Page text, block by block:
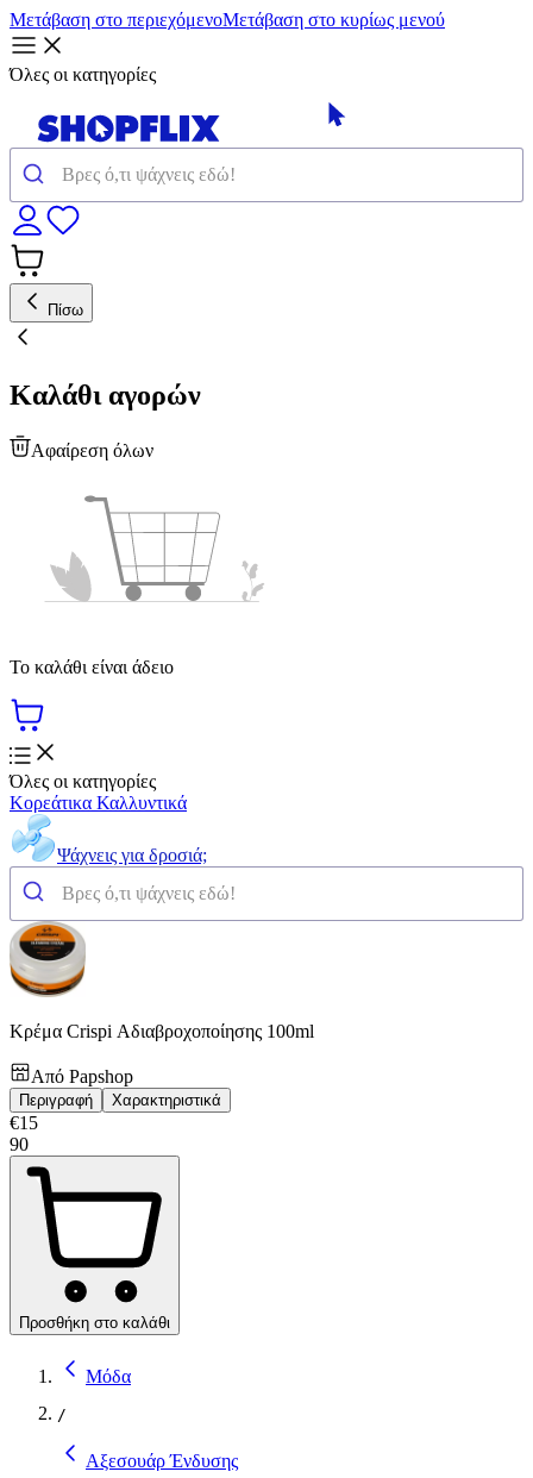
Μετάβαση στο περιεχόμενοΜετάβαση στο κυρίως μενού
Όλες οι κατηγορίες
Πίσω
Καλάθι αγορών
Αφαίρεση όλων
Το καλάθι είναι άδειο
Όλες οι κατηγορίες
Κορεάτικα Καλλυντικά
Ψάχνεις για δροσιά;
Κρέμα Crispi Αδιαβροχοποίησης 100ml
Από Papshop
Περιγραφή Χαρακτηριστικά
€15
90
Προσθήκη στο καλάθι
Μόδα
/
Αξεσουάρ Ένδυσης